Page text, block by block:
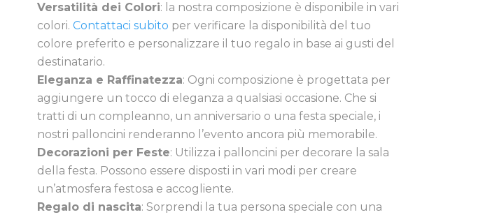
Versatilità dei Colori: la nostra composizione è disponibile in vari
colori. Contattaci subito per verificare la disponibilità del tuo
colore preferito e personalizzare il tuo regalo in base ai gusti del
destinatario.
Eleganza e Raffinatezza: Ogni composizione è progettata per
aggiungere un tocco di eleganza a qualsiasi occasione. Che si
tratti di un compleanno, un anniversario o una festa speciale, i
nostri palloncini renderanno l’evento ancora più memorabile.
Decorazioni per Feste: Utilizza i palloncini per decorare la sala
della festa. Possono essere disposti in vari modi per creare
un’atmosfera festosa e accogliente.
Regalo di nascita: Sorprendi la tua persona speciale con una